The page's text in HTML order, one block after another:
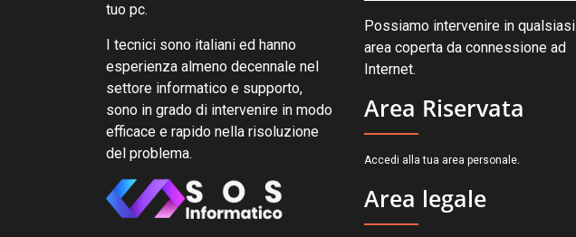
tuo pc.
I tecnici sono italiani ed hanno
esperienza almeno decennale nel
settore informatico e supporto,
sono in grado di intervenire in modo
efficace e rapido nella risoluzione
del problema.
Possiamo intervenire in qualsiasi
area coperta da connessione ad
Internet.
Area Riservata
Accedi alla tua area personale.
Area legale